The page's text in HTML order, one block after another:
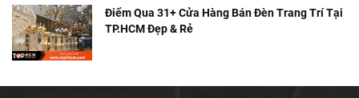
Điểm Qua 31+ Cửa Hàng Bán Đèn Trang Trí Tại
TP.HCM Đẹp & Rẻ